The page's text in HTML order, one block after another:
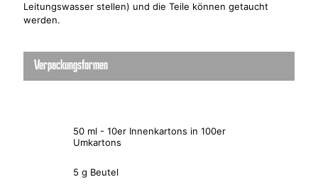
Leitungswasser stellen) und die Teile können getaucht
werden.
Verpackungsformen
50 ml - 10er Innenkartons in 100er
Umkartons
5 g Beutel